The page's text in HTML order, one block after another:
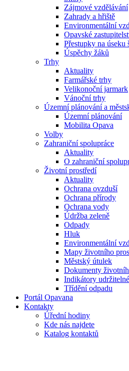
Zájmové vzdělávání
Zahrady a hřiště
Environmentální
Opavské
Přestupky na úseku
Úspěchy žáků
Trhy
Aktuality
Farmářské trhy
Velikonoční jarmark
Vánoční trhy
Územní plánování a
Územní plánování
Mobilita Opava
Volby
Zahraniční spolupráce
Aktuality
O zahraniční
Životní prostředí
Aktuality
Ochrana ovzduší
Ochrana přírody
Ochrana vody
Údržba zeleně
Odpady
Hluk
Environmentální
Mapy životního
Městský útulek
Dokumenty
Indikátory
Třídění odpadu
Portál Opavana
Kontakty
Úřední hodiny
Kde nás najdete
Katalog kontaktů